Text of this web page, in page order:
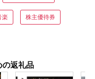
楽 株主優待券
の返礼品